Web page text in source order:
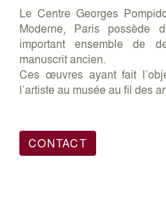
Le Centre Georges
Moderne, Paris possède
important ensemble de
manuscrit ancien.
Ces œuvres ayant fait
l’artiste au musée au fil des
CONTACT